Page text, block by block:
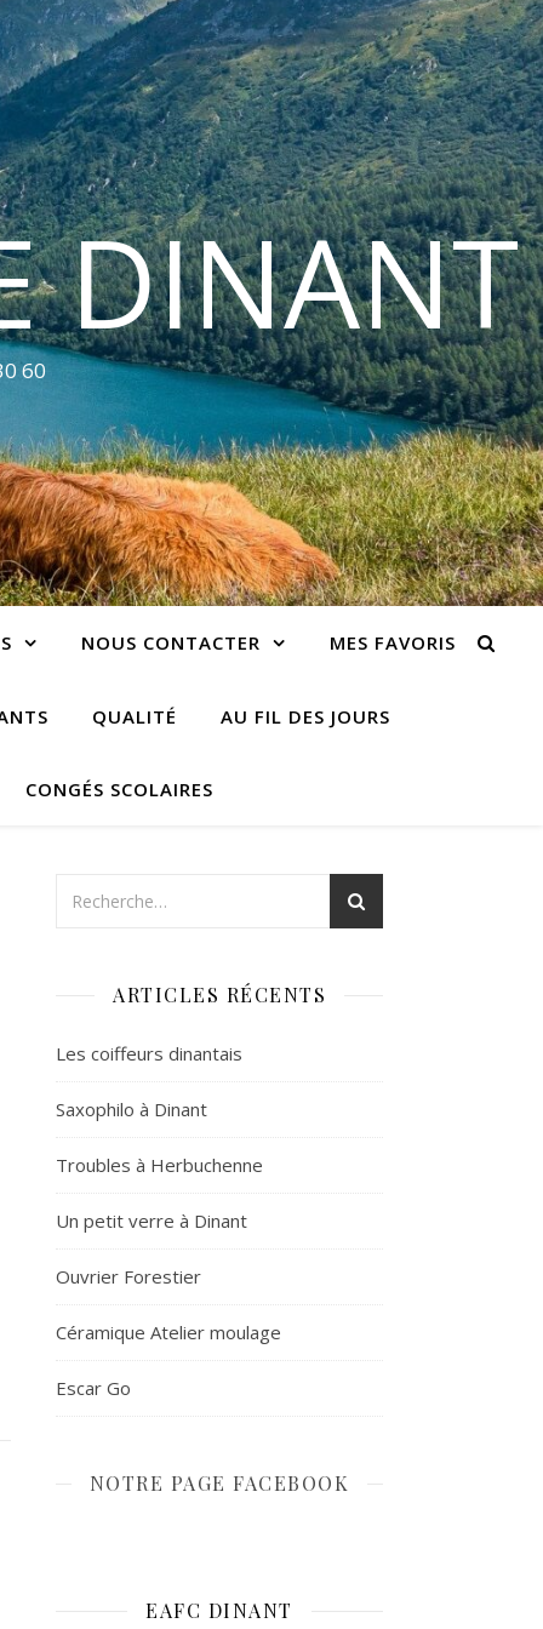
DINANT
60
NOUS CONTACTER MES FAVORIS
QUALITÉ AU FIL DES JOURS
CONGÉS SCOLAIRES
ARTICLES RÉCENTS
Les coiffeurs dinantais
Saxophilo à Dinant
Troubles à Herbuchenne
Un petit verre à Dinant
Ouvrier Forestier
Céramique Atelier moulage
Escar Go
NOTRE PAGE FACEBOOK
EAFC DINANT